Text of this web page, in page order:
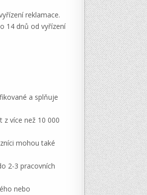
reklamace.
14 dnů od vyřízení
a splňuje
více než 10 000
mohou také
2-3 pracovních
nebo